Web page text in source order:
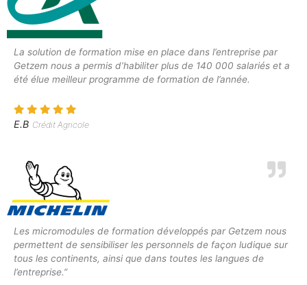
La solution de formation mise en place dans l’entreprise par
Getzem nous a permis d’habiliter plus de 140 000 salariés et a
été élue meilleur programme de formation de l’année.
E.B Crédit Agricole
Les micromodules de formation développés par Getzem nous
permettent de sensibiliser les personnels de façon ludique sur
tous les continents, ainsi que dans toutes les langues de
l’entreprise.”